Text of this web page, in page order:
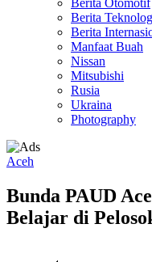
Berita Otomotif
Berita
Berita
Manfaat Buah
Nissan
Mitsubishi
Rusia
Ukraina
Photography
Aceh
Bunda PAUD
Belajar di